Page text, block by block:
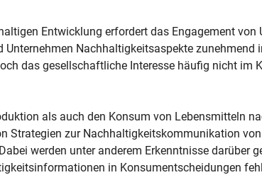
Entwicklung erfordert das Engagement von
Unternehmen Nachhaltigkeitsaspekte zunehmend
das gesellschaftliche Interesse häufig nicht im
als auch den Konsum von Lebensmitteln
Strategien zur Nachhaltigkeitskommunikation von
werden unter anderem Erkenntnisse darüber
in Konsumentscheidungen